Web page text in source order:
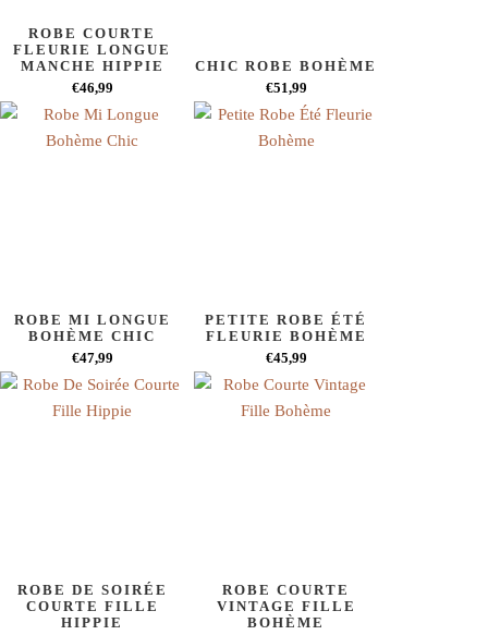
ROBE COURTE
FLEURIE LONGUE
MANCHE HIPPIE
€46,99
CHIC ROBE BOHÈME
€51,99
ROBE MI LONGUE
BOHÈME CHIC
€47,99
PETITE ROBE ÉTÉ
FLEURIE BOHÈME
€45,99
ROBE DE SOIRÉE
COURTE FILLE
HIPPIE
ROBE COURTE
VINTAGE FILLE
BOHÈME